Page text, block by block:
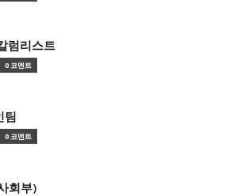
럼리스트
0 코멘트
팀
0 코멘트
회부)